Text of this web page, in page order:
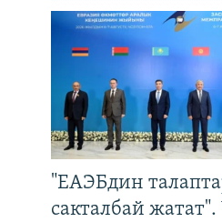
"ЕАЭБдин
сакталбай